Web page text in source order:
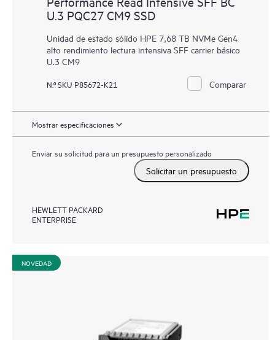
U.3 PQC27 CM9 SSD
Unidad de estado sólido HPE 7,68 TB NVMe Gen4
alto rendimiento lectura intensiva SFF carrier básico
U.3 CM9
N.º SKU P85672-K21 Comparar
Mostrar especificaciones
Enviar su solicitud para un presupuesto personalizado
Solicitar un presupuesto
HEWLETT PACKARD
ENTERPRISE
NOVEDAD